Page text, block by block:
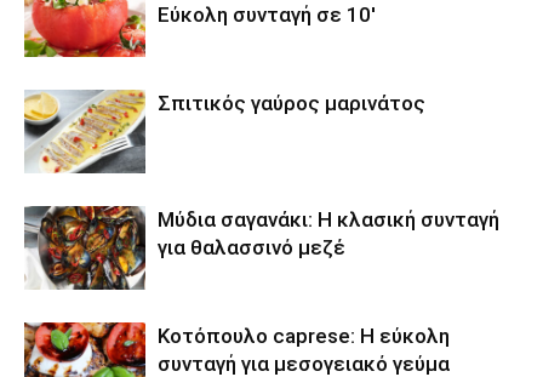
Εύκολη συνταγή σε 10′
Σπιτικός γαύρος μαρινάτος
Μύδια σαγανάκι: Η κλασική συνταγή
για θαλασσινό μεζέ
Κοτόπουλο caprese: Η εύκολη
συνταγή για μεσογειακό γεύμα